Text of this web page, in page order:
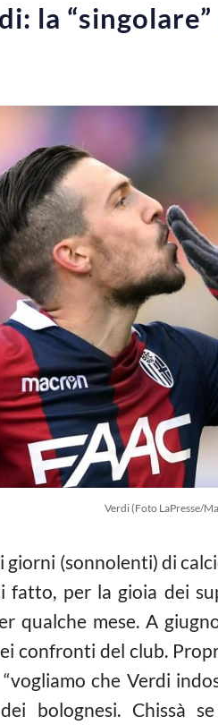
la
Verdi (Foto LaPresse/
giorni (sonnolenti) di
fatto, per la gioia dei
qualche mese. A
confronti del club.
che Verdi
bolognesi. Chissà